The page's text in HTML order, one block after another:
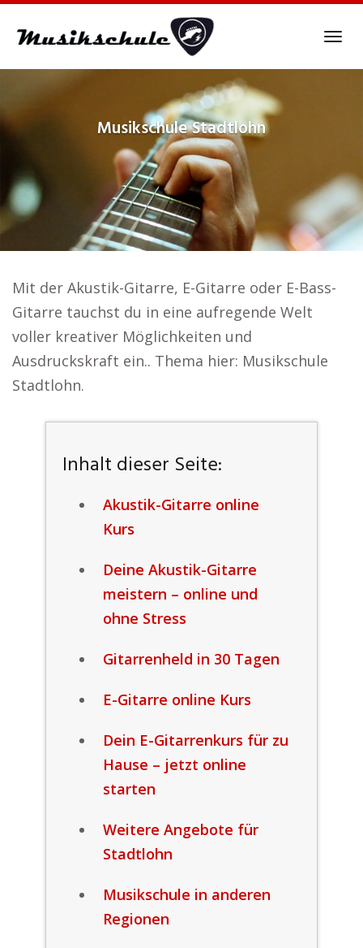
MusikschuleStadtlohn
Mit der Akustik-Gitarre, E-Gitarre oder E-Bass-
Gitarre tauchst du in eine aufregende Welt
voller kreativer Möglichkeiten und
Ausdruckskraft ein.. Thema hier: Musikschule
Stadtlohn.
Inhalt dieser Seite:
Akustik-Gitarre online
Kurs
Deine Akustik-Gitarre
meistern – online und
ohne Stress
Gitarrenheld in 30 Tagen
E-Gitarre online Kurs
Dein E-Gitarrenkurs für zu
Hause – jetzt online
starten
Weitere Angebote für
Stadtlohn
Musikschule in anderen
Regionen